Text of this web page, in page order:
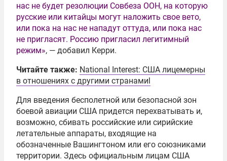
нас не будет резолюции Совбеза ООН, на которую
русские или китайцы могут наложить свое вето,
или пока на нас не нападут оттуда, или пока нас
не пригласят. Россию пригласил легитимный
режим», — добавил Керри.
Читайте также: National Interest: США лицемерны
в отношениях с другими странамиl
Для введения бесполетной или безопасной зон
боевой авиации США придется перехватывать и,
возможно, сбивать российские или сирийские
летательные аппараты, входящие на
обозначенные Вашингтоном или его союзниками
территории. Здесь официальным лицам США